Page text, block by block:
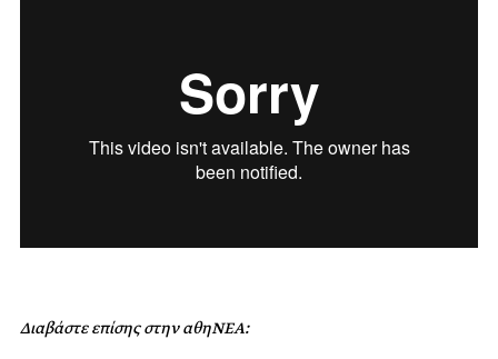
Διαβάστε επίσης στην αθηΝΕΑ: